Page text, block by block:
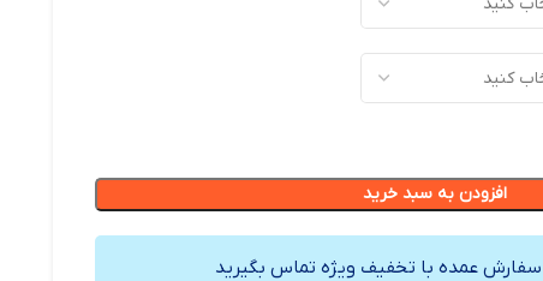
افزودن به سبد خرید
سفارش عمده با تخفیف ویژه تماس بگیرید